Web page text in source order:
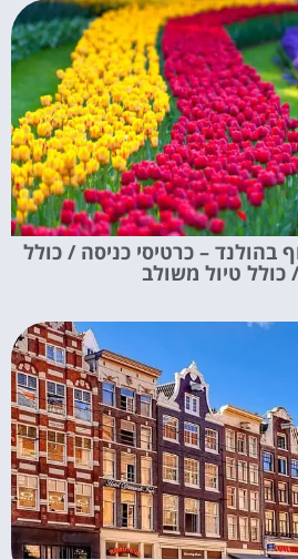
בהולנד – כרטיסי כניסה / כולל
טיול משולב